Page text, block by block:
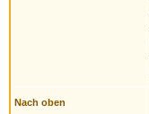
Nach oben